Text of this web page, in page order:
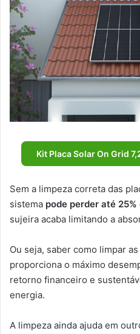
Kit Placa Solar On Grid
Sem a limpeza correta das
sistema pode perder até
sujeira acaba limitando a
Ou seja, saber como limpar
proporciona o máximo
retorno financeiro e
energia.
A limpeza ainda ajuda em